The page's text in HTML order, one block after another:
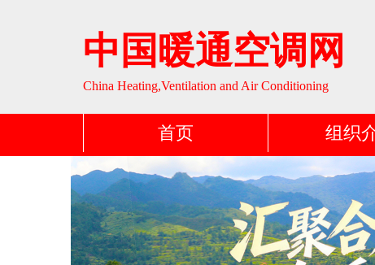
中国暖通空调网
China Heating,Ventilation and Air Conditioning
首页 组织